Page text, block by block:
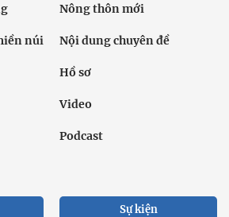
Nông thôn mới
núi Nội dung chuyên đề
Hồ sơ
Video
Podcast
Sự kiện